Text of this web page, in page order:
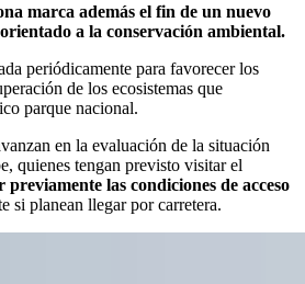
marca además el fin de un nuevo
a la conservación ambiental.
periódicamente para favorecer los
de los ecosistemas que
parque nacional.
en la evaluación de la situación
quienes tengan previsto visitar el
previamente las condiciones de acceso
si planean llegar por carretera.